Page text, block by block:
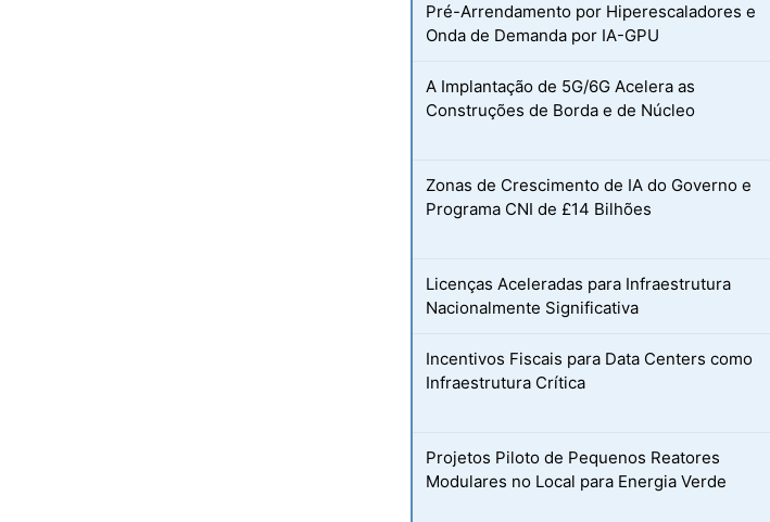
Pré-Arrendamento por Hiperescaladores e
Onda de Demanda por IA-GPU
A Implantação de 5G/6G Acelera as
Construções de Borda e de Núcleo
Zonas de Crescimento de IA do Governo e
Programa CNI de £14 Bilhões
Licenças Aceleradas para Infraestrutura
Nacionalmente Significativa
Incentivos Fiscais para Data Centers como
Infraestrutura Crítica
Projetos Piloto de Pequenos Reatores
Modulares no Local para Energia Verde